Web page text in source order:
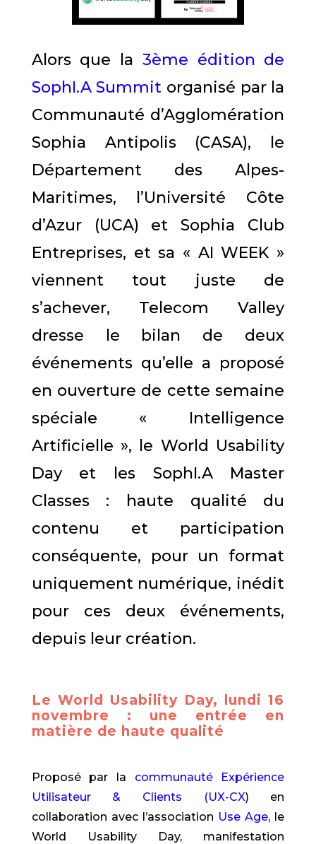
Alors que la 3ème édition de
SophI.A Summit organisé par la
Communauté d’Agglomération
Sophia Antipolis (CASA), le
Département des Alpes-
Maritimes, l’Université Côte
d’Azur (UCA) et Sophia Club
Entreprises, et sa « AI WEEK »
viennent tout juste de
s’achever, Telecom Valley
dresse le bilan de deux
événements qu’elle a proposé
en ouverture de cette semaine
spéciale « Intelligence
Artificielle », le World Usability
Day et les SophI.A Master
Classes : haute qualité du
contenu et participation
conséquente, pour un format
uniquement numérique, inédit
pour ces deux événements,
depuis leur création.
Le World Usability Day, lundi 16
novembre : une entrée en
matière de haute qualité
Proposé par la communauté Expérience
Utilisateur & Clients (UX-CX) en
collaboration avec l’association Use Age, le
World Usability Day, manifestation